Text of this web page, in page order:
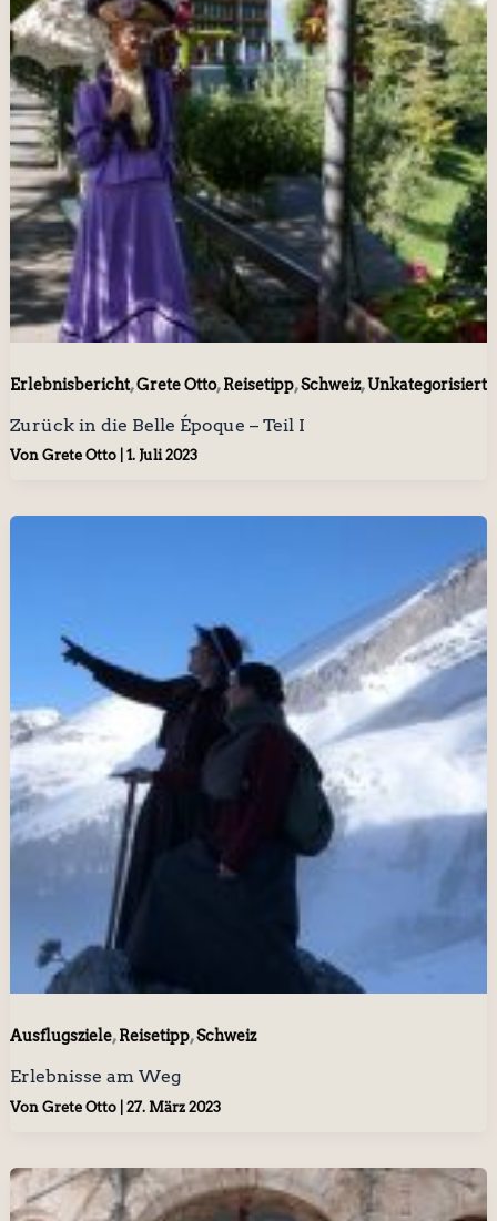
Erlebnisbericht,Grete Otto,Reisetipp,Schweiz,Unkategorisiert
Zurück in die Belle Époque – Teil I
Von Grete Otto 1. Juli 2023
Ausflugsziele,Reisetipp,Schweiz
Erlebnisse am Weg
Von Grete Otto 27. März 2023